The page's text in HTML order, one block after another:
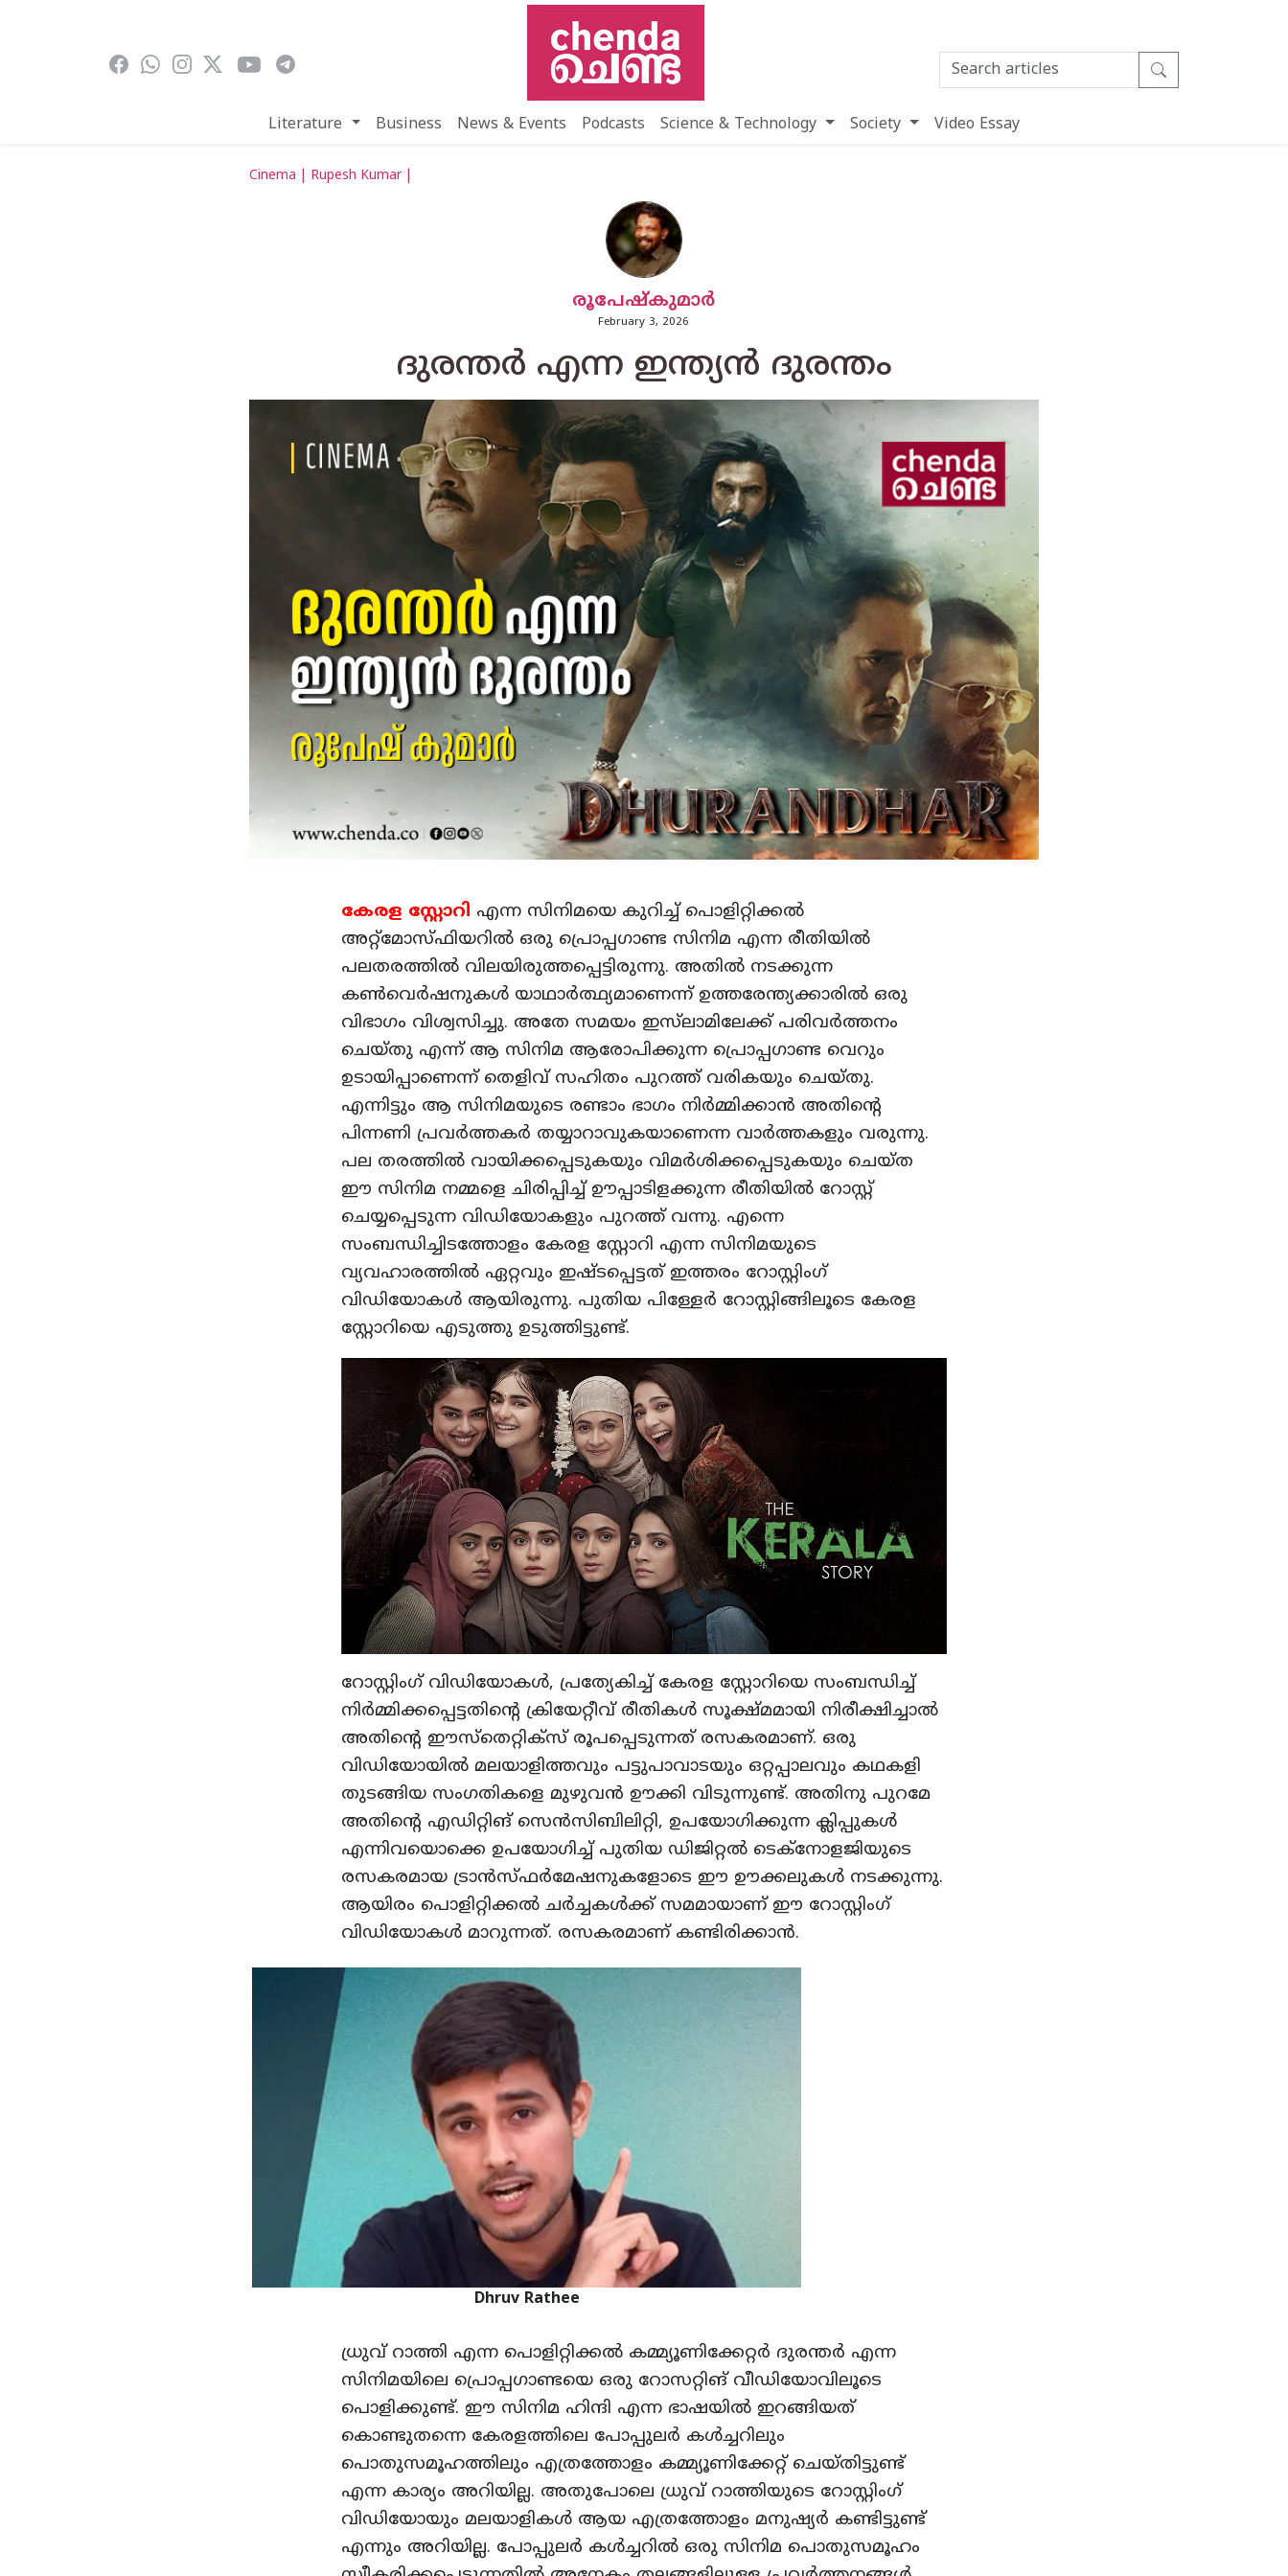
Literature Business News & Events Podcasts Science & Technology Society Video Essay
Cinema | Rupesh Kumar |
രൂപേഷ്കുമാര്‍
February 3, 2026
ദുരന്തർ എന്ന ഇന്ത്യൻ ദുരന്തം
കേരള സ്റ്റോറി എന്ന സിനിമയെ കുറിച്ച് പൊളിറ്റിക്കൽ
അറ്റ്മോസ്ഫിയറിൽ ഒരു പ്രൊപ്പഗാണ്ട സിനിമ എന്ന രീതിയിൽ
പലതരത്തിൽ വിലയിരുത്തപ്പെട്ടിരുന്നു. അതിൽ നടക്കുന്ന
കൺവെർഷനുകൾ യാഥാർത്ഥ്യമാണെന്ന് ഉത്തരേന്ത്യക്കാരിൽ ഒരു
വിഭാഗം വിശ്വസിച്ചു. അതേ സമയം ഇസ്‌ലാമിലേക്ക് പരിവർത്തനം
ചെയ്തു എന്ന് ആ സിനിമ ആരോപിക്കുന്ന പ്രൊപ്പഗാണ്ട വെറും
ഉടായിപ്പാണെന്ന് തെളിവ് സഹിതം പുറത്ത് വരികയും ചെയ്തു.
എന്നിട്ടും ആ സിനിമയുടെ രണ്ടാം ഭാഗം നിർമ്മിക്കാൻ അതിന്റെ
പിന്നണി പ്രവർത്തകർ തയ്യാറാവുകയാണെന്ന വാർത്തകളും വരുന്നു.
പല തരത്തിൽ വായിക്കപ്പെടുകയും വിമർശിക്കപ്പെടുകയും ചെയ്ത
ഈ സിനിമ നമ്മളെ ചിരിപ്പിച്ച് ഊപ്പാടിളക്കുന്ന രീതിയിൽ റോസ്റ്റ്
ചെയ്യപ്പെടുന്ന വിഡിയോകളും പുറത്ത് വന്നു. എന്നെ
സംബന്ധിച്ചിടത്തോളം കേരള സ്റ്റോറി എന്ന സിനിമയുടെ
വ്യവഹാരത്തിൽ ഏറ്റവും ഇഷ്ടപ്പെട്ടത് ഇത്തരം റോസ്റ്റിംഗ്
വിഡിയോകൾ ആയിരുന്നു. പുതിയ പിള്ളേർ റോസ്റ്റിങ്ങിലൂടെ കേരള
സ്റ്റോറിയെ എടുത്തു ഉടുത്തിട്ടുണ്ട്.
റോസ്റ്റിംഗ് വിഡിയോകൾ, പ്രത്യേകിച്ച് കേരള സ്റ്റോറിയെ സംബന്ധിച്ച്
നിർമ്മിക്കപ്പെട്ടതിന്റെ ക്രിയേറ്റീവ് രീതികൾ സൂക്ഷ്മമായി നിരീക്ഷിച്ചാൽ
അതിന്റെ ഈസ്തെറ്റിക്സ് രൂപപ്പെടുന്നത് രസകരമാണ്. ഒരു
വിഡിയോയിൽ മലയാളിത്തവും പട്ടുപാവാടയും ഒറ്റപ്പാലവും കഥകളി
തുടങ്ങിയ സംഗതികളെ മുഴുവൻ ഊക്കി വിടുന്നുണ്ട്. അതിനു പുറമേ
അതിന്റെ എഡിറ്റിങ് സെൻസിബിലിറ്റി, ഉപയോഗിക്കുന്ന ക്ലിപ്പുകൾ
എന്നിവയൊക്കെ ഉപയോഗിച്ച് പുതിയ ഡിജിറ്റൽ ടെക്‌നോളജിയുടെ
രസകരമായ ട്രാൻസ്ഫർമേഷനുകളോടെ ഈ ഊക്കലുകൾ നടക്കുന്നു.
ആയിരം പൊളിറ്റിക്കൽ ചർച്ചകൾക്ക് സമമായാണ് ഈ റോസ്റ്റിംഗ്
വിഡിയോകൾ മാറുന്നത്. രസകരമാണ് കണ്ടിരിക്കാൻ.
Dhruv Rathee
ധ്രുവ് റാത്തി എന്ന പൊളിറ്റിക്കൽ കമ്മ്യൂണിക്കേറ്റർ ദുരന്തർ എന്ന
സിനിമയിലെ പ്രൊപ്പഗാണ്ടയെ ഒരു റോസറ്റിങ് വീഡിയോവിലൂടെ
പൊളിക്കുണ്ട്. ഈ സിനിമ ഹിന്ദി എന്ന ഭാഷയിൽ ഇറങ്ങിയത്
കൊണ്ടുതന്നെ കേരളത്തിലെ പോപ്പുലർ കൾച്ചറിലും
പൊതുസമൂഹത്തിലും എത്രത്തോളം കമ്മ്യൂണിക്കേറ്റ് ചെയ്തിട്ടുണ്ട്
എന്ന കാര്യം അറിയില്ല. അതുപോലെ ധ്രുവ് റാത്തിയുടെ റോസ്റ്റിംഗ്
വിഡിയോയും മലയാളികൾ ആയ എത്രത്തോളം മനുഷ്യർ കണ്ടിട്ടുണ്ട്
എന്നും അറിയില്ല. പോപ്പുലർ കൾച്ചറിൽ ഒരു സിനിമ പൊതുസമൂഹം